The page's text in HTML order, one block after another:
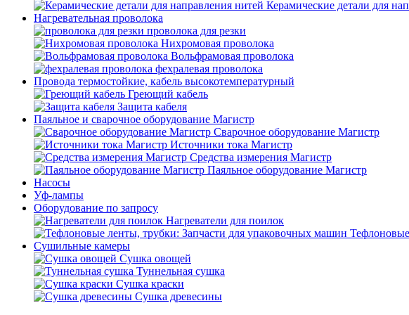
Керамические детали для
Нагревательная проволока
проволока для резки
Нихромовая проволока
Вольфрамовая проволока
фехралевая проволока
Провода термостойкие, кабель высокотемпературный
Греющий кабель
Защита кабеля
Паяльное и сварочное оборудование Магистр
Сварочное оборудование Магистр
Источники тока Магистр
Средства измерения Магистр
Паяльное оборудование Магистр
Насосы
Уф-лампы
Оборудование по запросу
Нагреватели для поилок
Сушильные камеры
Сушка овощей
Туннельная сушка
Сушка краски
Сушка древесины